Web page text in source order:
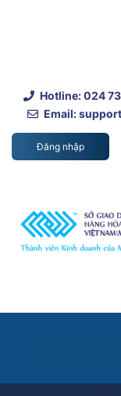
Hotline:024
Email:
Đăng nhập